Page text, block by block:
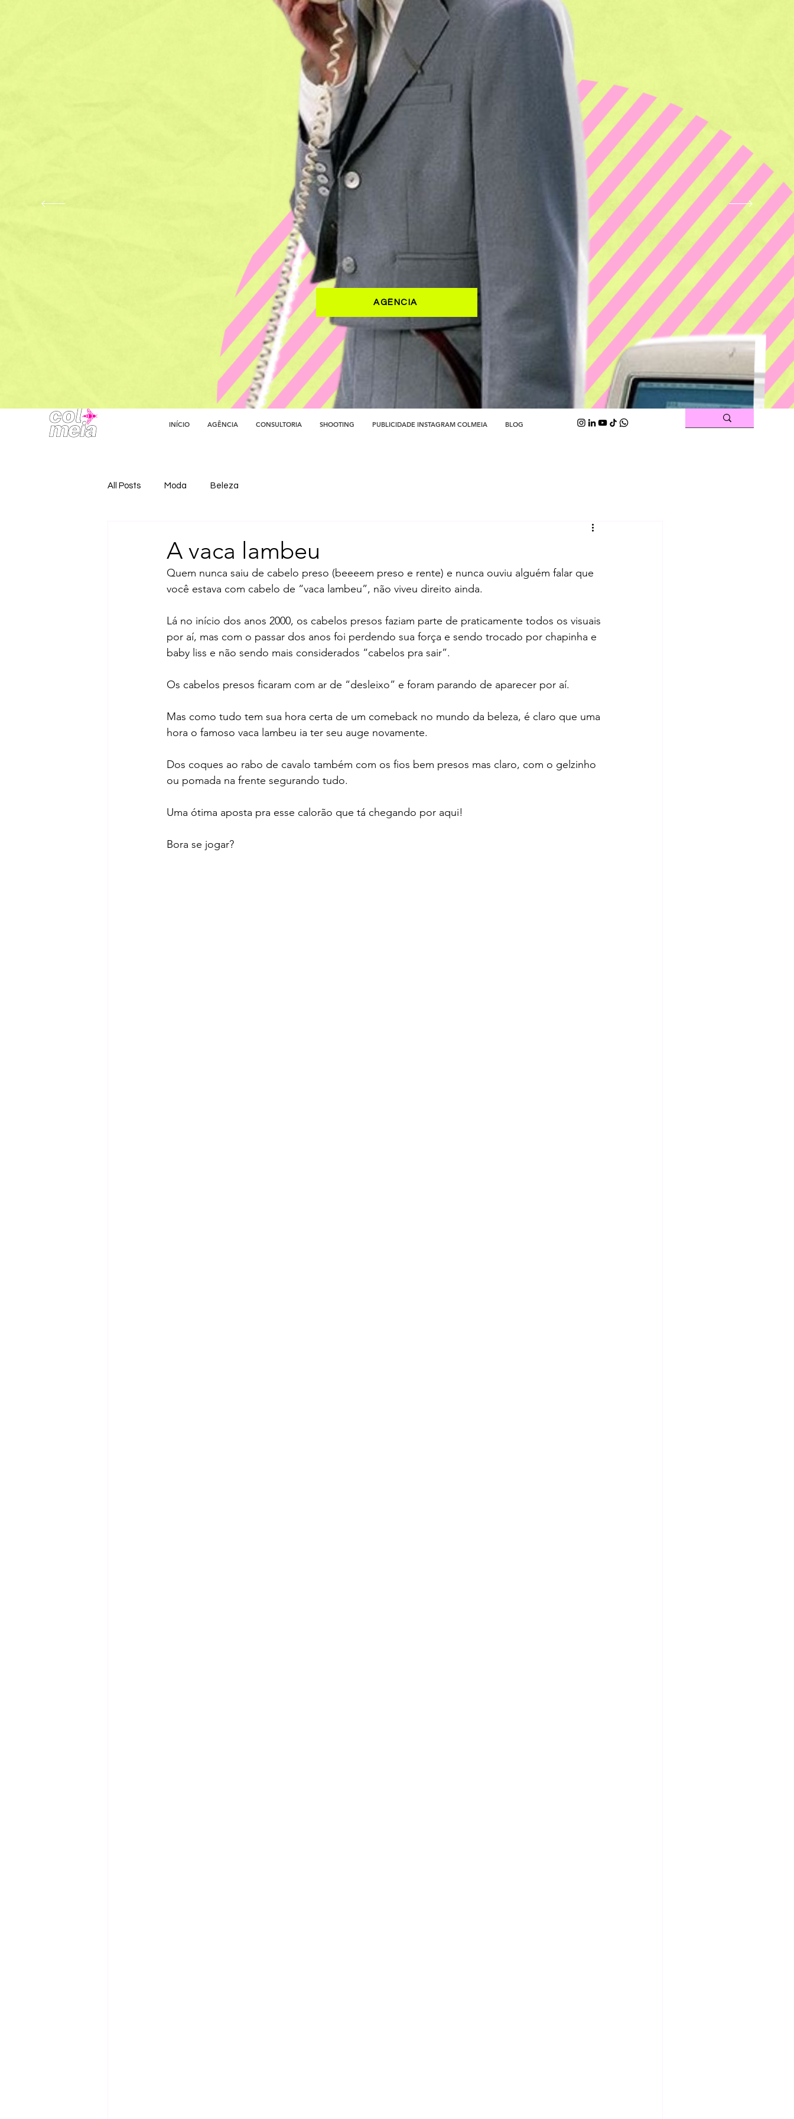
AGÊNCIA
INÍCIO AGÊNCIA CONSULTORIA SHOOTING PUBLICIDADE INSTAGRAM COLMEIA BLOG
All Posts Moda Beleza
A vaca lambeu
Quem nunca saiu de cabelo preso (beeeem preso e rente) e nunca ouviu alguém falar que
você estava com cabelo de “vaca lambeu”, não viveu direito ainda.
Lá no início dos anos 2000, os cabelos presos faziam parte de praticamente todos os visuais
por aí, mas com o passar dos anos foi perdendo sua força e sendo trocado por chapinha e
baby liss e não sendo mais considerados “cabelos pra sair”.
Os cabelos presos ficaram com ar de “desleixo” e foram parando de aparecer por aí.
Mas como tudo tem sua hora certa de um comeback no mundo da beleza, é claro que uma
hora o famoso vaca lambeu ia ter seu auge novamente.
Dos coques ao rabo de cavalo também com os fios bem presos mas claro, com o gelzinho
ou pomada na frente segurando tudo.
Uma ótima aposta pra esse calorão que tá chegando por aqui!
Bora se jogar?